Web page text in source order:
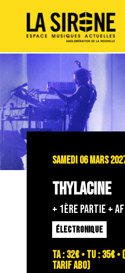
SAMEDI 06 MARS
THYLACINE
+ 1ÈRE PARTIE +
ÉLECTRONIQUE
TA : 32€ • TU : 35€
tarif abo)